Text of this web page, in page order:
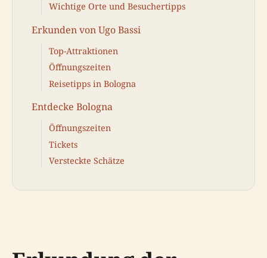
Wichtige Orte und Besuchertipps
Erkunden von Ugo Bassi
Top-Attraktionen
Öffnungszeiten
Reisetipps in Bologna
Entdecke Bologna
Öffnungszeiten
Tickets
Versteckte Schätze